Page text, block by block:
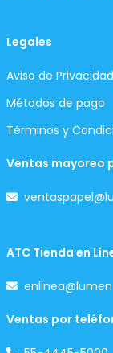
Legales
Aviso de Privacidad
Métodos de pago
Términos y
Ventas mayoreo
ATC Tienda en
Ventas por